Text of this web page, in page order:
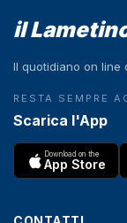
il
Il quotidiano on line
RESTA SEMPRE
Scarica l'App
Download on the
App Store